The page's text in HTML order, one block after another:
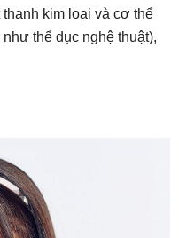
kim loại và cơ thể
thể dục nghệ thuật),